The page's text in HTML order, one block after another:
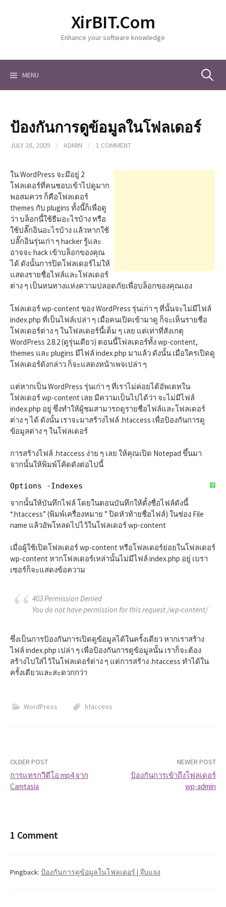
o
XirBIT.Com
Enhance your software knowledge
MENU S
a
r
:
ป้องกันการดูข้อมูลในโฟลเดอร์
JULY 28, 2009 / ADMIN / 1 COMMENT
ใน WordPress จะมีอยู่ 2
โฟลเดอร์ที่คนชอบเข้าไปดูมาก
พอสมควร ก็คือโฟลเดอร์
themes กับ plugins ทั้งนี้ก็เพื่อดู
ว่า บล็อกนี้ใช้ธีมอะไรบ้าง หรือ
ใช้ปลั๊กอินอะไรบ้าง แล้วหากใช้
ปลั๊กอินรุ่นเก่า ๆ hacker รู้และ
อาจจะ hack เข้าบล็อกของคุณ
ได้ ดังนั้นการปิดโฟลเดอร์ไม่ให้
แสดงรายชื่อไฟล์และโฟลเดอร์
ต่าง ๆ เป็นหนทางแห่งความปลอดภัยเพื่อบล็อกของคุณเอง
โฟลเดอร์ wp-content ของ WordPress รุ่นเ่ก่า ๆ ที่นั้นจะไม่มีไฟล์
index.php ที่เป็นไฟล์เปล่า ๆ เมื่อคนเปิดเข้ามาดู ก็จะเห็นรายชื่อ
โฟลเดอร์ต่าง ๆ ในโฟลเดอร์นี้เต็ม ๆ เลย แต่เท่าที่สังเกตุ
WordPress 2.8.2 (ดูรุ่นเดียว) ตอนนี้โฟลเดอร์ทั้ง wp-content,
themes และ plugins มีไฟล์ index.php มาแล้ว ดังนั้น เมื่อใครเปิดดู
โฟลเดอร์ดังกล่าว ก็จะแสดงหน้าเพจเปล่า ๆ
แต่หากเป็น WordPress รุ่นเก่า ๆ ที่เราไม่ค่อยได้อัพเดทใน
โฟลเดอร์ wp-content เลย มีความเป็นไปได้ว่า จะไม่มีไฟล์
index.php อยู่ ซึ่งทำให้ผู้ชมสามารถดูรายชื่อไฟล์และโฟลเดอร์
ต่าง ๆ ได้ ดังนั้น เราจะมาสร้างไฟล์ .htaccess เพื่อป้องกันการดู
ข้อมูลต่าง ๆ ในโฟลเดอร์
การสร้างไฟล์ .htaccess ง่าย ๆ เลย ให้คุณเปิด Notepad ขึ้นมา
จากนั้นให้พิมพ์โค้ดดังต่อไปนี้
?
Options -Indexes
จากนั้นให้บันทึกไฟล์ โดยในตอนบันทึกให้ตั้งชื่อไฟล์ดังนี้
“.htaccess” (พิมพ์เครื่องหมาย ” ปิดหัวท้ายชื่อไฟล์) ในช่อง File
name แล้วอัพโหลดไปไว้ในโฟลเดอร์ wp-content
เมื่อผู้ใช้เปิดโฟลเดอร์ wp-content หรือโฟลเดอร์ย่อยในโฟลเดอร์
wp-content หากโฟลเดอร์เหล่านั้นไม่มีไฟล์ index.php อยู่ เบรา
เซอร์ก็จะแสดงข้อความ
403 Permission Denied
You do not have permission for this request /wp-content/
ซึ่งเป็นการป้องกันการเปิดดูข้อมูลได้ในครั้งเดียว หากเราสร้าง
ไฟล์ index.php เปล่า ๆ เพื่อป้องกันการดูข้อมูลนั้น เราก็จะต้อง
สร้างไปใส่ไว้ในโฟลเดอร์ต่าง ๆ แต่การสร้าง .htaccess ทำได้ใน
ครั้งเดียวและสะดวกกว่า
WordPress htaccess
P
s
n
OLDER POST
การแทรกวีดีโอ mp4 จาก
Camtasia
NEWER POST
ป้องกันการเข้าถึงโฟลเดอร์
wp-admin
1 Comment
Pingback: ป้องกันการดูข้อมูลในโฟลเดอร์ | จุ๊บแจง